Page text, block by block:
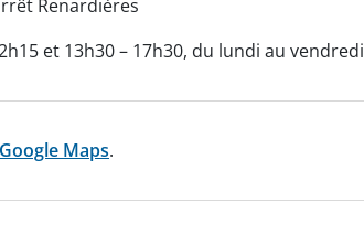
Renardières
et 13h30 – 17h30, du lundi au vendredi
Maps.